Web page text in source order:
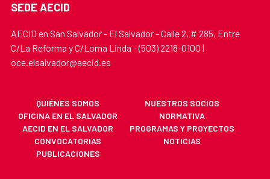
SEDE AECID
AECID en San Salvador - El Salvador - Calle 2, # 285, Entre
C/La Reforma y C/Loma Linda - (503) 2218-0100 |
oce.elsalvador@aecid.es
QUIÉNES SOMOS
NUESTROS SOCIOS
OFICINA EN EL SALVADOR
NORMATIVA
AECID EN EL SALVADOR
PROGRAMAS Y PROYECTOS
CONVOCATORIAS
NOTICIAS
PUBLICACIONES